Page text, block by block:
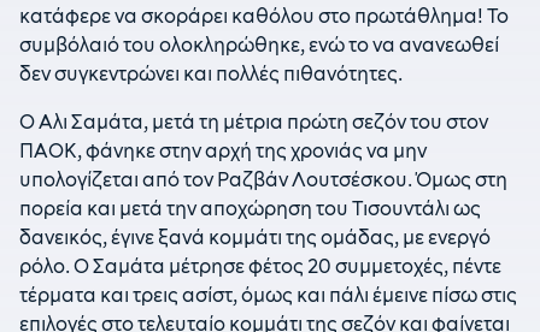
κατάφερε να σκοράρει καθόλου στο πρωτάθλημα! Το
συμβόλαιό του ολοκληρώθηκε, ενώ το να ανανεωθεί
δεν συγκεντρώνει και πολλές πιθανότητες.
Ο Αλι Σαμάτα, μετά τη μέτρια πρώτη σεζόν του στον
ΠΑΟΚ, φάνηκε στην αρχή της χρονιάς να μην
υπολογίζεται από τον Ραζβάν Λουτσέσκου. Όμως στη
πορεία και μετά την αποχώρηση του Τισουντάλι ως
δανεικός, έγινε ξανά κομμάτι της ομάδας, με ενεργό
ρόλο. Ο Σαμάτα μέτρησε φέτος 20 συμμετοχές, πέντε
τέρματα και τρεις ασίστ, όμως και πάλι έμεινε πίσω στις
επιλογές στο τελευταίο κομμάτι της σεζόν και φαίνεται